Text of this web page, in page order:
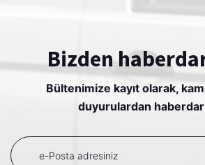
Bizden
Bültenimize kayıt olarak,
duyurulardan